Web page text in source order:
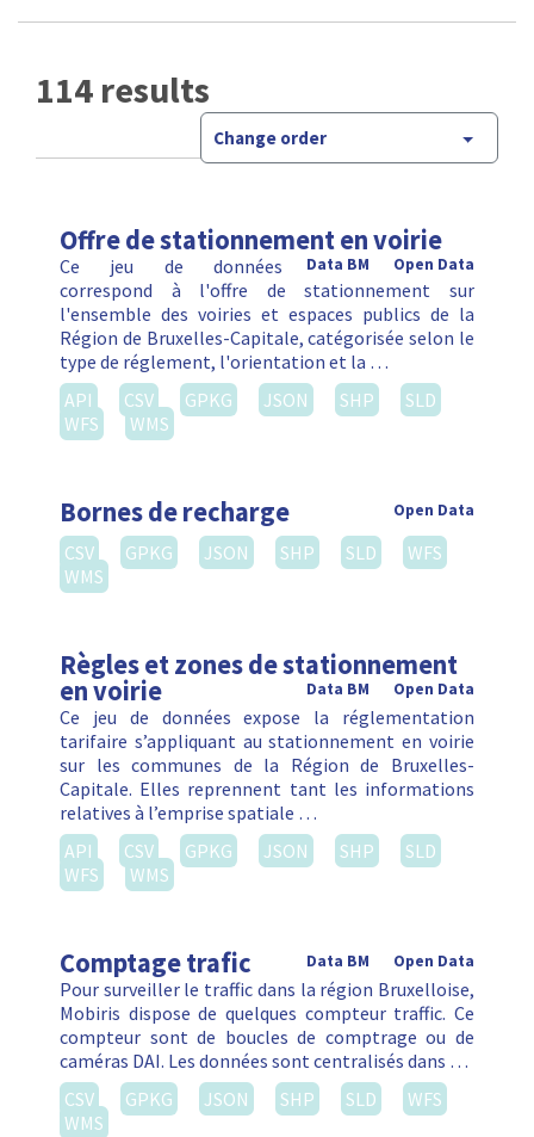
114 results
Change order
Offre de stationnement en voirie
Open Data
Data BM
Ce jeu de données
correspond à l'offre de stationnement sur
l'ensemble des voiries et espaces publics de la
Région de Bruxelles-Capitale, catégorisée selon le
type de réglement, l'orientation et la …
API
CSV GPKG JSON SHP
SLD
WFS
WMS
Bornes de recharge Open Data
CSV GPKG JSON SHP SLD
WFS
WMS
Règles et zones de stationnement
en voirie Open Data
Data BM
Ce jeu de données expose la réglementation
tarifaire s’appliquant au stationnement en voirie
sur les communes de la Région de Bruxelles-
Capitale. Elles reprennent tant les informations
relatives à l’emprise spatiale …
API
CSV GPKG JSON SHP
SLD
WFS
WMS
Comptage trafic Open Data
Data BM
Pour surveiller le traffic dans la région Bruxelloise,
Mobiris dispose de quelques compteur traffic. Ce
compteur sont de boucles de comptrage ou de
caméras DAI. Les données sont centralisés dans …
CSV
GPKG JSON SHP SLD
WFS
WMS